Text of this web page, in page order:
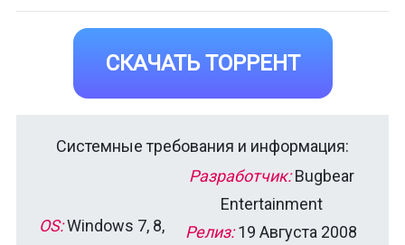
СКАЧАТЬ ТОРРЕНТ
Системные требования и информация:
OS:Windows 7, 8,
Разработчик:Bugbear
Entertainment
Релиз:19 Августа 2008